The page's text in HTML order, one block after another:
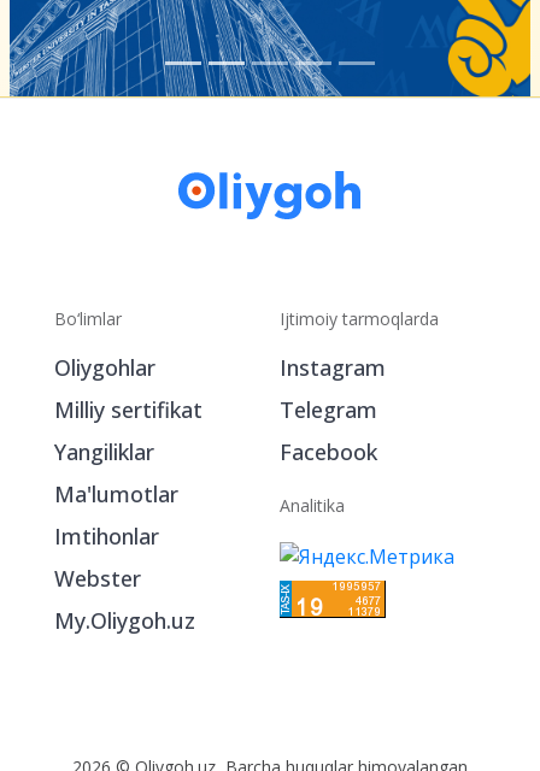
Bo‘limlar
Oliygohlar
Milliy sertifikat
Yangiliklar
Ma'lumotlar
Imtihonlar
Webster
My.Oliygoh.uz
Ijtimoiy tarmoqlarda
Instagram
Telegram
Facebook
Analitika